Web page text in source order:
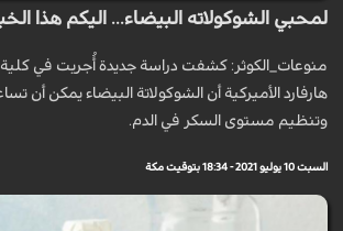
لمحبي الشوكولاته البيضاء... اليكم هذا
منوعات_الكوثر: كشفت دراسة جديدة أُجريت في
هارفارد الأميركية أن الشوكولاتة البيضاء يمكن أن
وتنظيم مستوى السكر في الدم.
السبت 10 يوليو 2021 - 18:34 بتوقيت مكة